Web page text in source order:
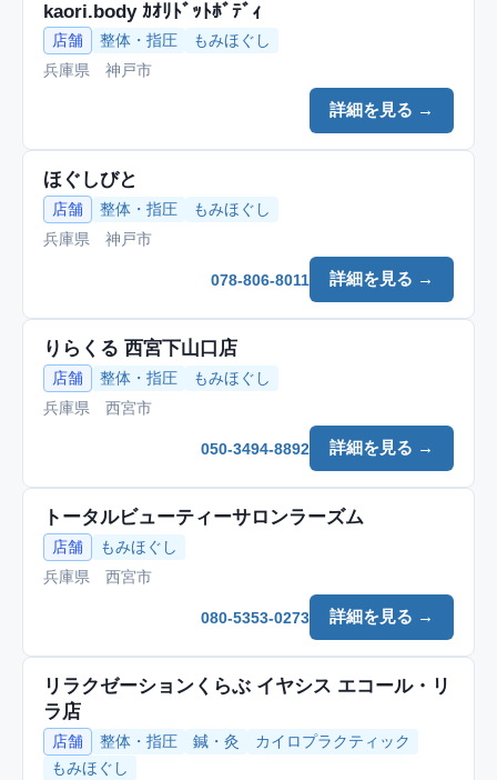
kaori.body ｶｵﾘﾄﾞｯﾄﾎﾞﾃﾞｨ
店舗 整体・指圧
もみほぐし
兵庫県 神戸市
詳細を見る →
ほぐしびと
店舗 整体・指圧
もみほぐし
兵庫県 神戸市
詳細を見る →
078-806-8011
りらくる 西宮下山口店
店舗 整体・指圧
もみほぐし
兵庫県 西宮市
詳細を見る →
050-3494-8892
トータルビューティーサロンラーズム
店舗
もみほぐし
兵庫県 西宮市
詳細を見る →
080-5353-0273
リラクゼーションくらぶ イヤシス エコール・リ
ラ店
店舗 整体・指圧 鍼・灸
カイロプラクティック
もみほぐし